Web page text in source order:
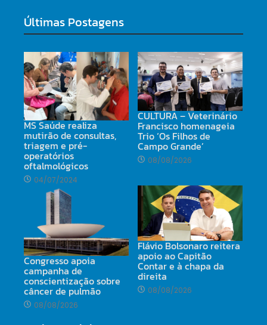
Últimas Postagens
MS Saúde realiza
mutirão de consultas,
triagem e pré-
operatórios
oftalmológicos
04/07/2024
CULTURA – Veterinário
Francisco homenageia
Trio ‘Os Filhos de
Campo Grande’
08/08/2026
Congresso apoia
campanha de
conscientização sobre
câncer de pulmão
08/08/2026
Flávio Bolsonaro reitera
apoio ao Capitão
Contar e à chapa da
direita
08/08/2026